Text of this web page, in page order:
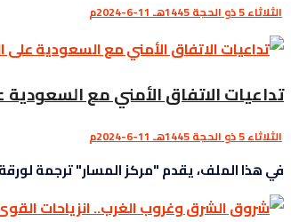
الثلاثاء 5 ذو الحجة 1445هـ 11-6-2024م
تداعيات الاتفاق الأمني مع
الثلاثاء 5 ذو الحجة 1445هـ 11-6-2024م
في هذا الملف، يقدم "مركز المسار" ترجمة